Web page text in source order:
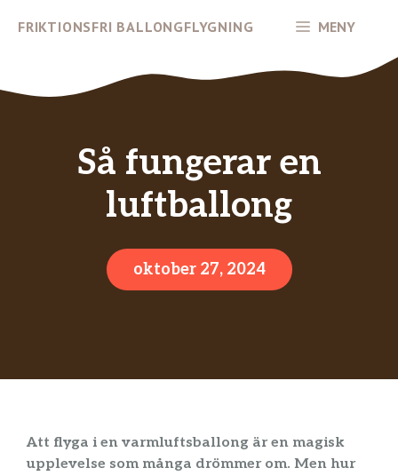
FRIKTIONSFRI BALLONGFLYGNING MENY
Så fungerar en
luftballong
oktober 27, 2024
Att flyga i en varmluftsballong är en magisk
upplevelse som många drömmer om. Men hur